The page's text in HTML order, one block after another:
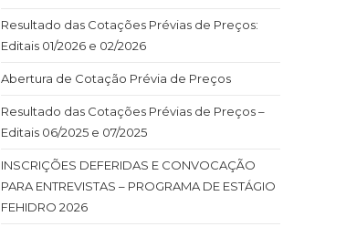
Resultado das Cotações Prévias de Preços:
Editais 01/2026 e 02/2026
Abertura de Cotação Prévia de Preços
Resultado das Cotações Prévias de Preços –
Editais 06/2025 e 07/2025
INSCRIÇÕES DEFERIDAS E CONVOCAÇÃO
PARA ENTREVISTAS – PROGRAMA DE ESTÁGIO
FEHIDRO 2026